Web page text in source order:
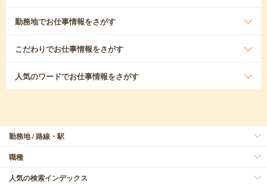
勤務地でお仕事情報をさがす
こだわりでお仕事情報をさがす
人気のワードでお仕事情報をさがす
勤務地 / 路線・駅
職種
人気の検索インデックス